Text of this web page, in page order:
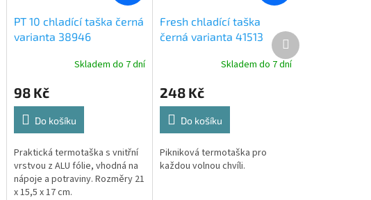
PT 10 chladící taška černá
varianta 38946
Skladem do 7 dní
98 Kč
Do košíku
Praktická termotaška s vnitřní
vrstvou z ALU fólie, vhodná na
nápoje a potraviny. Rozměry 21
x 15,5 x 17 cm.
Fresh chladící taška
černá varianta 41513
Skladem do 7 dní
248 Kč
Do košíku
Pikniková termotaška pro
každou volnou chvíli.
Další
produkt